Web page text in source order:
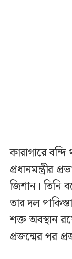
কারাগারে
প্রধানমন্ত্রীর
জিশান। তিনি
তার দল
শক্ত অবস্থান
প্রজন্মের পর